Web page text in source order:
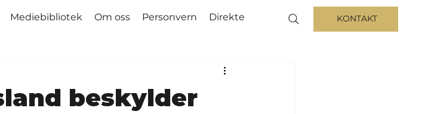
Mediebibliotek Om oss Personvern Direkte KONTAKT
beskylder